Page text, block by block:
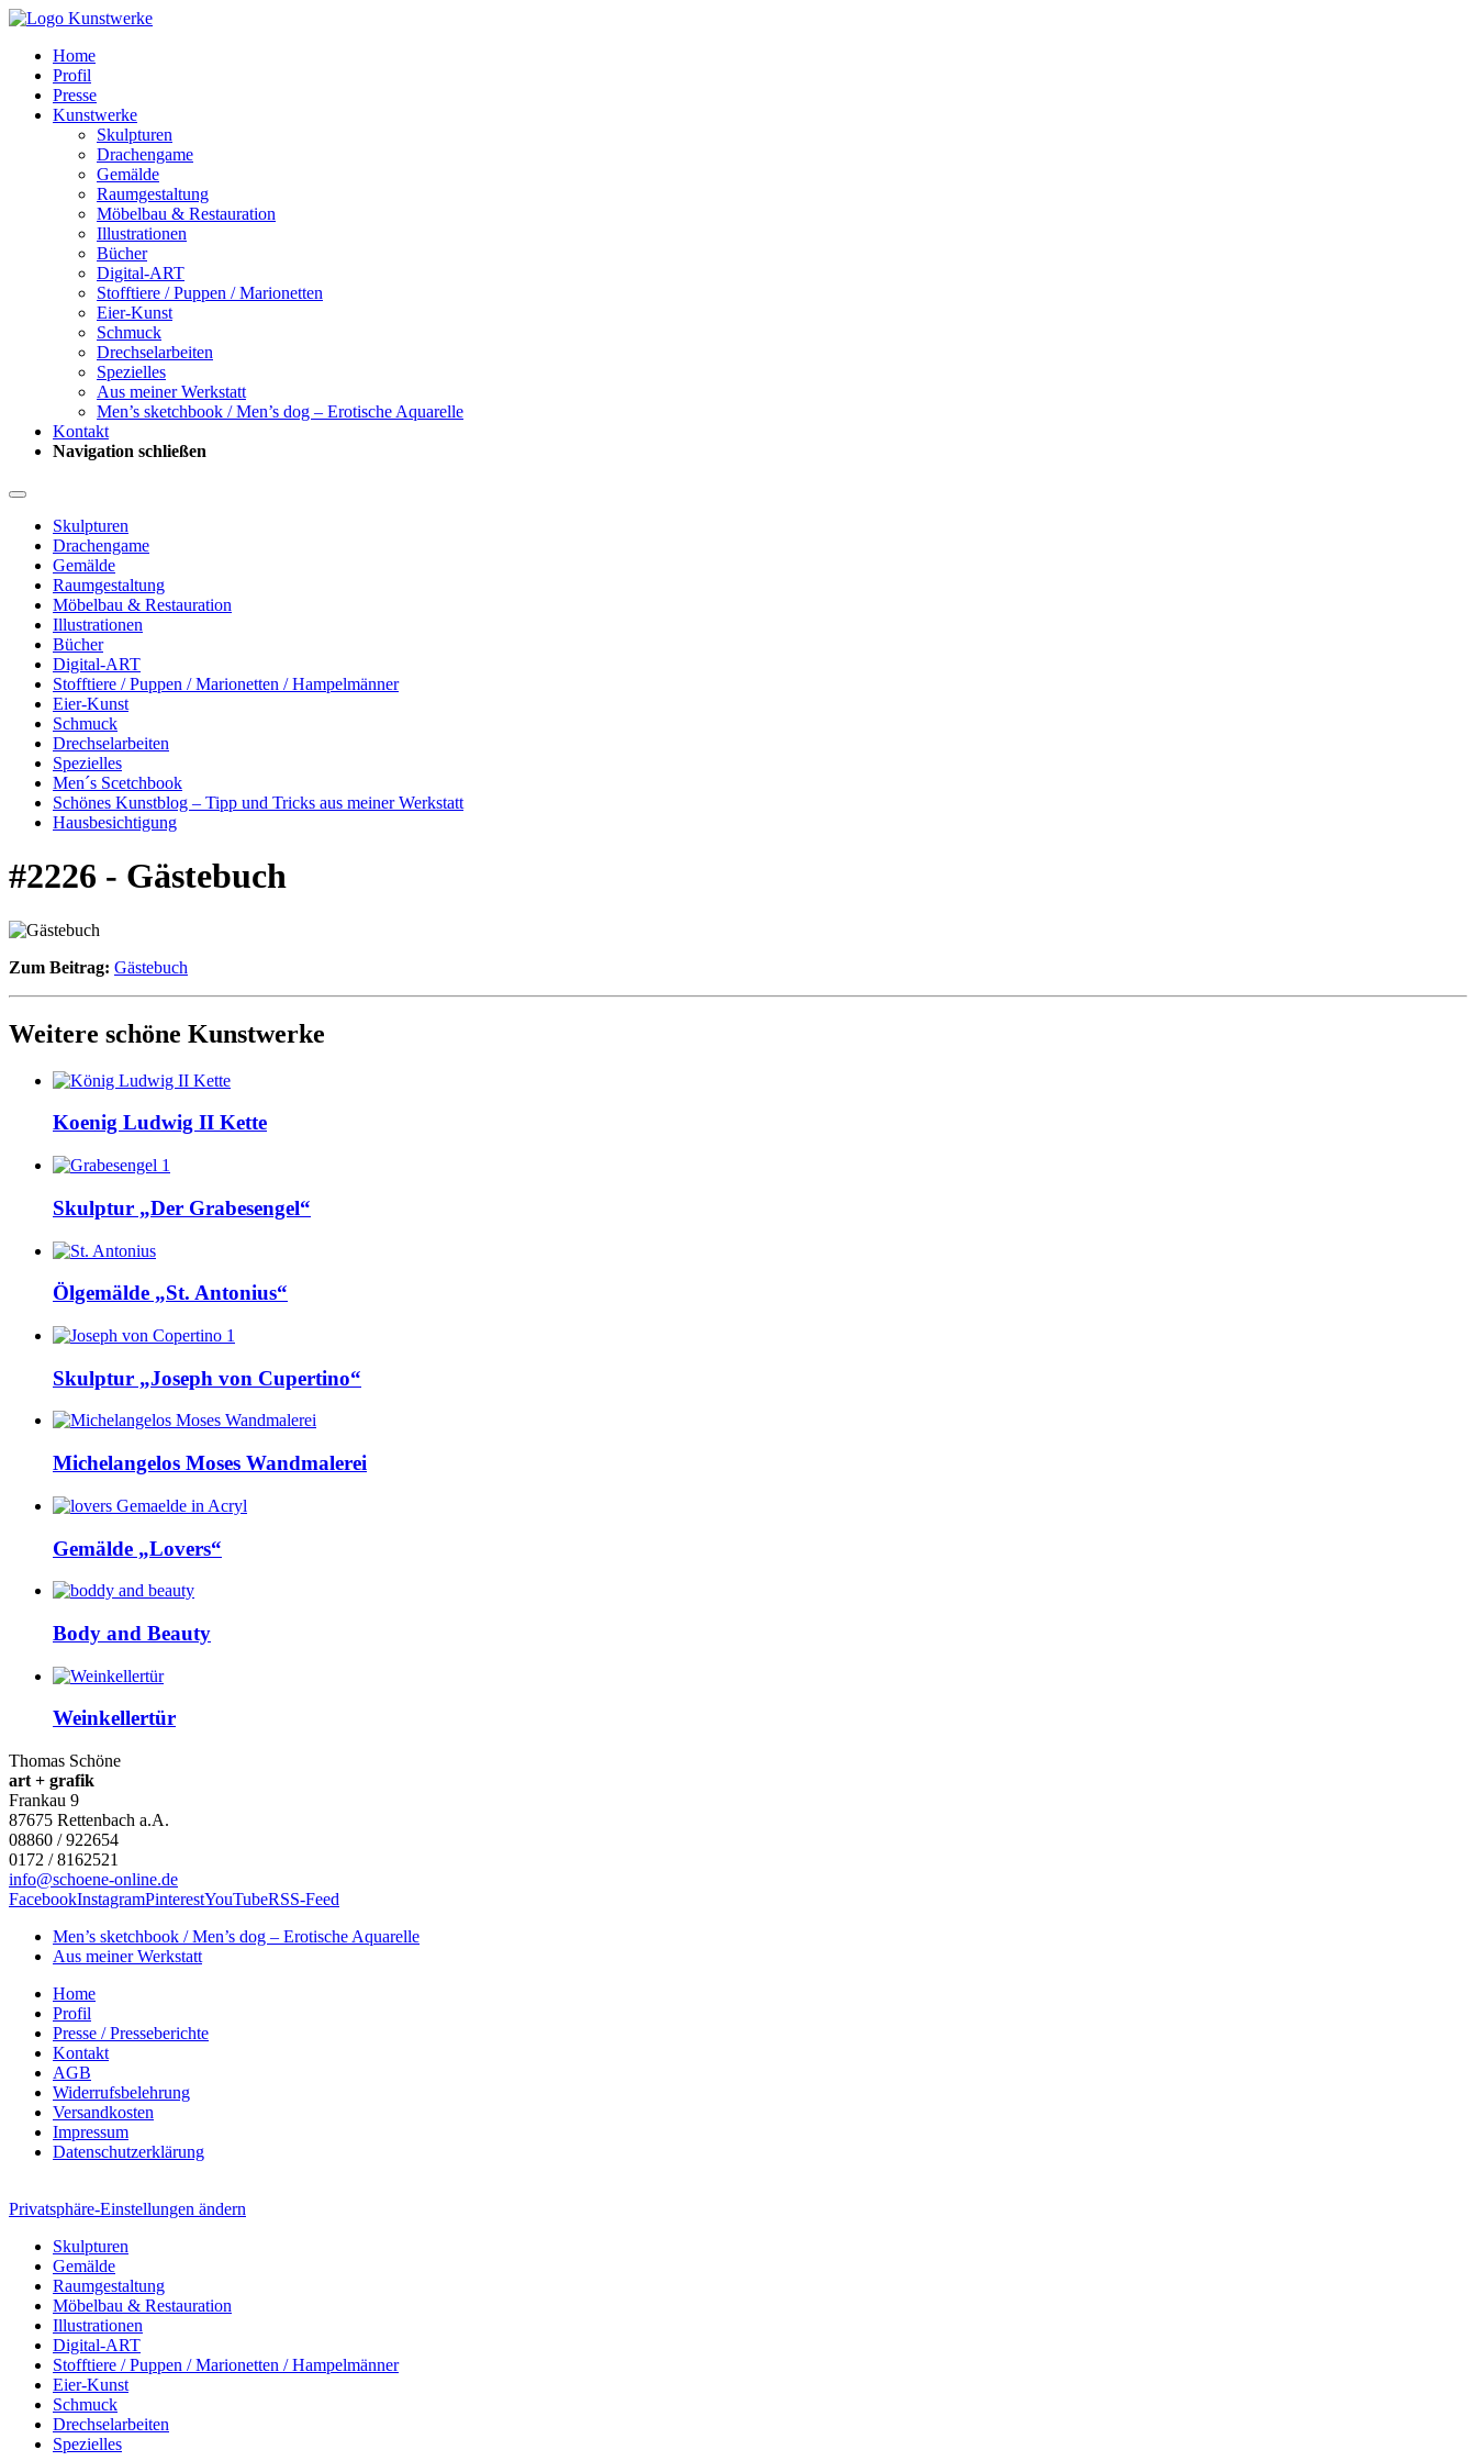
Home
Profil
Presse
Kunstwerke
Skulpturen
Drachengame
Gemälde
Raumgestaltung
Möbelbau & Restauration
Illustrationen
Bücher
Digital-ART
Stofftiere / Puppen / Marionetten
Eier-Kunst
Schmuck
Drechselarbeiten
Spezielles
Aus meiner Werkstatt
Men’s sketchbook / Men’s dog – Erotische Aquarelle
Kontakt
Navigation schließen
Skulpturen
Drachengame
Gemälde
Raumgestaltung
Möbelbau & Restauration
Illustrationen
Bücher
Digital-ART
Stofftiere / Puppen / Marionetten / Hampelmänner
Eier-Kunst
Schmuck
Drechselarbeiten
Spezielles
Men´s Scetchbook
Schönes Kunstblog – Tipp und Tricks aus meiner Werkstatt
Hausbesichtigung
#2226 - Gästebuch
Zum Beitrag: Gästebuch
Weitere schöne Kunstwerke
Koenig Ludwig II Kette
Skulptur „Der Grabesengel“
Ölgemälde „St. Antonius“
Skulptur „Joseph von Cupertino“
Michelangelos Moses Wandmalerei
Gemälde „Lovers“
Body and Beauty
Weinkellertür
Thomas Schöne
art + grafik
Frankau 9
87675 Rettenbach a.A.
08860 / 922654
0172 / 8162521
info@schoene-online.de
FacebookInstagramPinterestYouTubeRSS-Feed
Men’s sketchbook / Men’s dog – Erotische Aquarelle
Aus meiner Werkstatt
Home
Profil
Presse / Presseberichte
Kontakt
AGB
Widerrufsbelehrung
Versandkosten
Impressum
Datenschutzerklärung
Privatsphäre-Einstellungen ändern
Skulpturen
Gemälde
Raumgestaltung
Möbelbau & Restauration
Illustrationen
Digital-ART
Stofftiere / Puppen / Marionetten / Hampelmänner
Eier-Kunst
Schmuck
Drechselarbeiten
Spezielles